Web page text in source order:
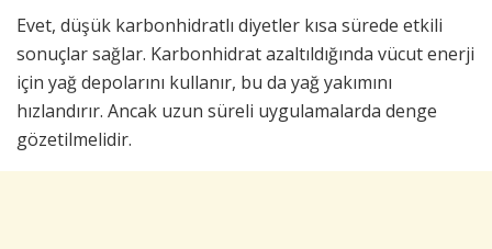
Evet, düşük karbonhidratlı diyetler kısa sürede etkili
sonuçlar sağlar. Karbonhidrat azaltıldığında vücut enerji
için yağ depolarını kullanır, bu da yağ yakımını
hızlandırır. Ancak uzun süreli uygulamalarda denge
gözetilmelidir.